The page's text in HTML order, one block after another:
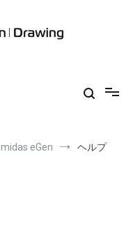
midas eGen ヘルプ